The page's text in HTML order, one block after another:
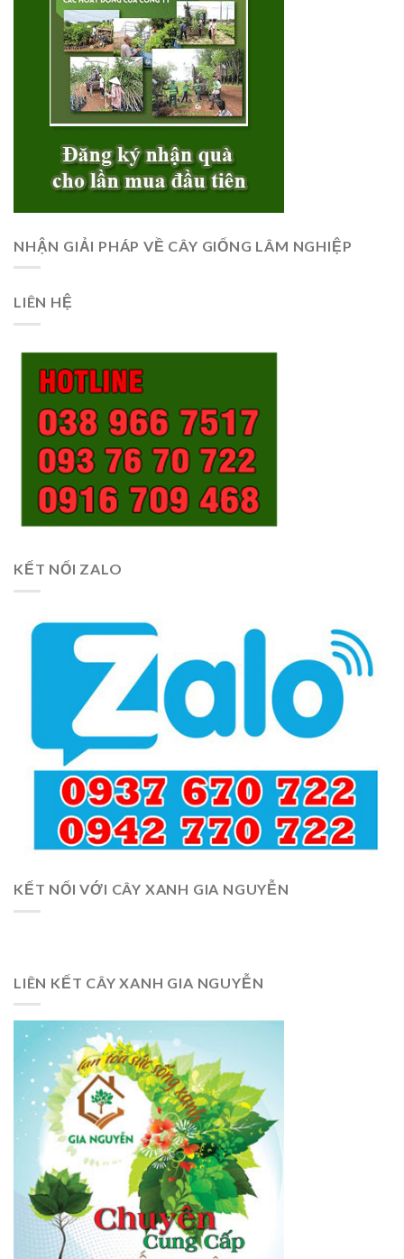
NHẬN GIẢI PHÁP VỀ CÂY GIỐNG LÂM NGHIỆP
LIÊN HỆ
KẾT NỐI ZALO
KẾT NỐI VỚI CÂY XANH GIA NGUYỄN
LIÊN KẾT CÂY XANH GIA NGUYỄN